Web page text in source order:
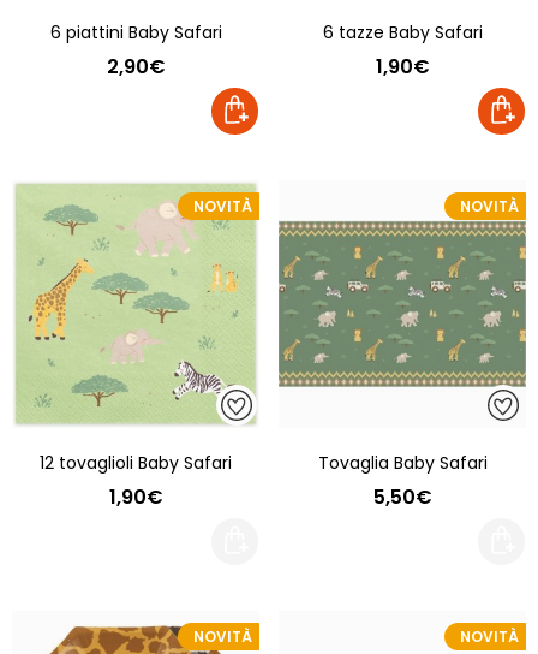
6 piattini Baby Safari
2,90€
6 tazze Baby Safari
1,90€
NOVITÀ
12 tovaglioli Baby Safari
1,90€
NOVITÀ
Tovaglia Baby Safari
5,50€
NOVITÀ NOVITÀ